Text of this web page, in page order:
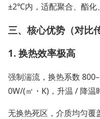
±2℃内，适配聚合、酯化
三、核心优势（对比
1. 换热效率极高
强制湍流，换热系数
0W/(㎡・K)，升温 / 降温
无换热死区，介质均匀